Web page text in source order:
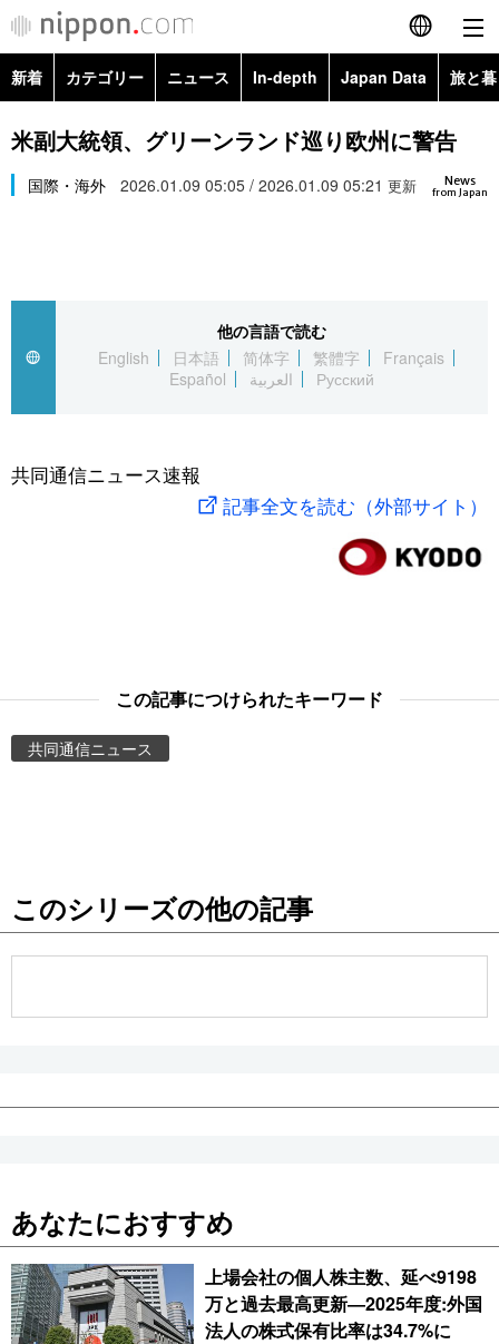
English
简体字
繁體字
العربية
社会
旅と暮らし
東京
新着 カテゴリー ニュース In-depth Japan Data 旅と
政治・外交
経済・ビジネス
社会
文化
科学・技術
暮らし
Topics
Images
お知らせ
米副大統領、グリーンランド巡り欧州に警告
News
from Japan
国際・海外 2026.01.09 05:05 / 2026.01.09 05:21 更新
他の言語で読む
English
日本語 简体字 繁體字
Français
Español
العربية Русский
共同通信ニュース速報
記事全文を読む（外部サイト）
この記事につけられたキーワード
共同通信ニュース
このシリーズの他の記事
あなたにおすすめ
上場会社の個人株主数、延べ9198
万と過去最高更新―2025年度:外国
法人の株式保有比率は34.7%に